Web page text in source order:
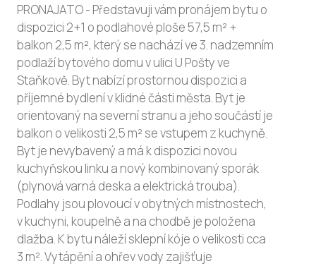
PRONAJATO - Představuji vám pronájem bytu o
dispozici 2+1 o podlahové ploše 57,5 m² +
balkon 2,5 m², který se nachází ve 3. nadzemním
podlaží bytového domu v ulici U Pošty ve
Staňkově. Byt nabízí prostornou dispozici a
příjemné bydlení v klidné části města. Byt je
orientovaný na severní stranu a jeho součástí je
balkon o velikosti 2,5 m² se vstupem z kuchyně.
Byt je nevybavený a má k dispozici novou
kuchyňskou linku a nový kombinovaný sporák
(plynová varná deska a elektrická trouba).
Podlahy jsou plovoucí v obytných místnostech,
v kuchyni, koupelně a na chodbě je položena
dlažba. K bytu náleží sklepní kóje o velikosti cca
3 m². Vytápění a ohřev vody zajišťuje